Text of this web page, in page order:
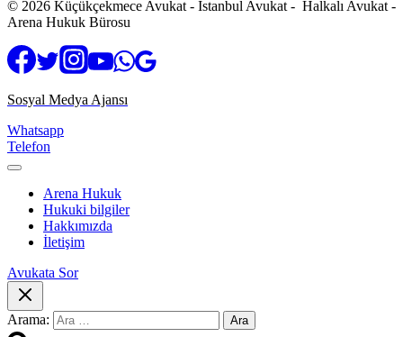
© 2026 Küçükçekmece Avukat - İstanbul Avukat - Halkalı Avukat -
Arena Hukuk Bürosu
Sosyal Medya Ajansı
Whatsapp
Telefon
Arena Hukuk
Hukuki bilgiler
Hakkımızda
İletişim
Avukata Sor
Arama: